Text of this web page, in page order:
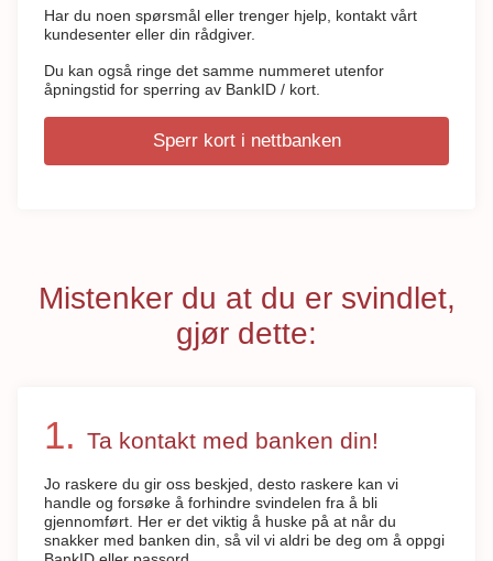
Har du noen spørsmål eller trenger hjelp, kontakt vårt
kundesenter eller din rådgiver.
Du kan også ringe det samme nummeret utenfor
åpningstid for sperring av BankID / kort.
Sperr kort i nettbanken
Mistenker du at du er svindlet,
gjør dette:
Ta kontakt med banken din!
Jo raskere du gir oss beskjed, desto raskere kan vi
handle og forsøke å forhindre svindelen fra å bli
gjennomført. Her er det viktig å huske på at når du
snakker med banken din, så vil vi aldri be deg om å oppgi